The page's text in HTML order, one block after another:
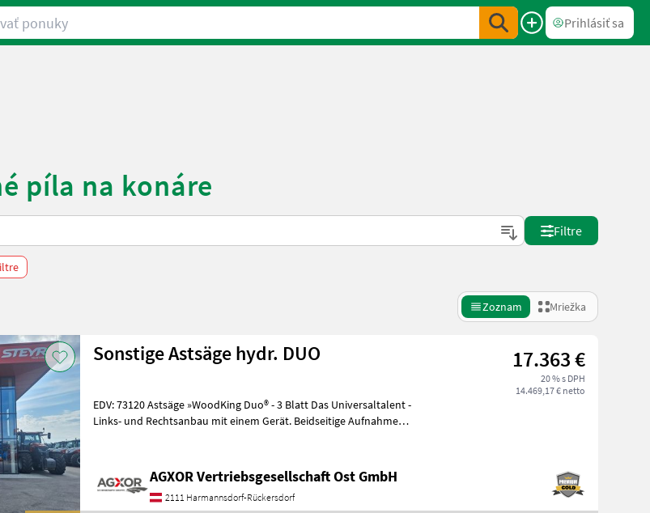
Prihlásiť sa
píla na konáre
Filtre
Zoznam Mriežka
Sonstige Astsäge hydr. DUO 17.363 €
20 % s DPH
14.469,17 € netto
EDV: 73120 Astsäge »WoodKing Duo® - 3 Blatt Das Universaltalent -
Links- und Rechtsanbau mit einem Gerät. Beidseitige Aufnahme
AGXOR Vertriebsgesellschaft Ost GmbH
2111 Harmannsdorf-Rückersdorf